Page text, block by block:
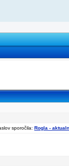
sporočila: Rogla -